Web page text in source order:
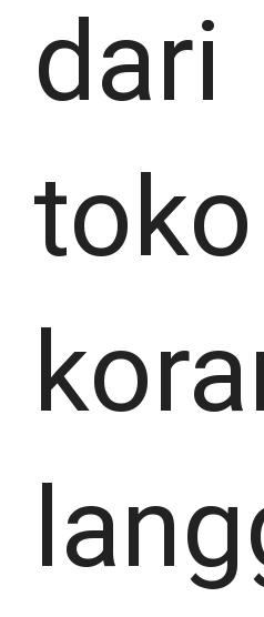
dari
toko